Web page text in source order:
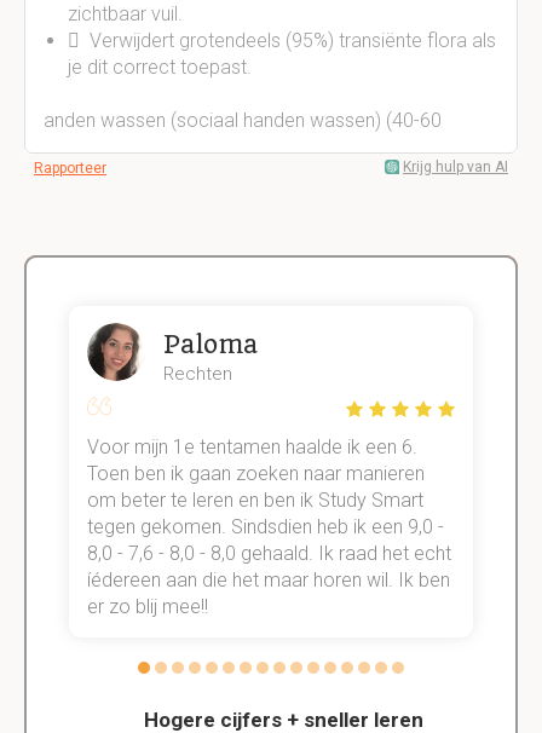
zichtbaar vuil.
 Verwijdert grotendeels (95%) transiënte flora als
je dit correct toepast.
anden wassen (sociaal handen wassen) (40-60
Rapporteer Krijg hulp van AI
Hogere cijfers + sneller leren
Paloma
Rechten
Voor mijn 1e tentamen haalde ik een 6.
Toen ben ik gaan zoeken naar manieren
om beter te leren en ben ik Study Smart
tegen gekomen. Sindsdien heb ik een 9,0 -
8,0 - 7,6 - 8,0 - 8,0 gehaald. Ik raad het echt
íédereen aan die het maar horen wil. Ik ben
er zo blij mee!!